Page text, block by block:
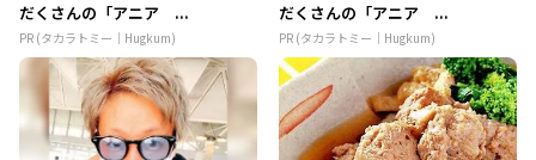
だくさんの「アニア ...
PR (タカラトミー｜Hugkum)
だくさんの「アニア ...
PR (タカラトミー｜Hugkum)